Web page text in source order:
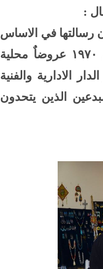
:
رسالتها في الاساس
ثقافية وتاريخية فقد قدمت على مدى أعوام منذ تاسيسها عام ١٩٧٠ عروضاٌ محلية
الادارية والفنية
الذين يتحدون